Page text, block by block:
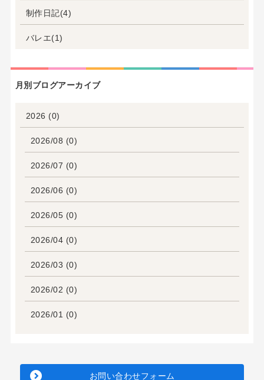
制作日記(4)
バレエ(1)
月別ブログアーカイブ
2026 (0)
2026/08 (0)
2026/07 (0)
2026/06 (0)
2026/05 (0)
2026/04 (0)
2026/03 (0)
2026/02 (0)
2026/01 (0)
お問い合わせフォーム